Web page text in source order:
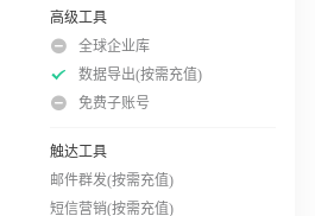
高级工具
全球企业库
数据导出(按需充值)
免费子账号
触达工具
邮件群发(按需充值)
短信营销(按需充值)